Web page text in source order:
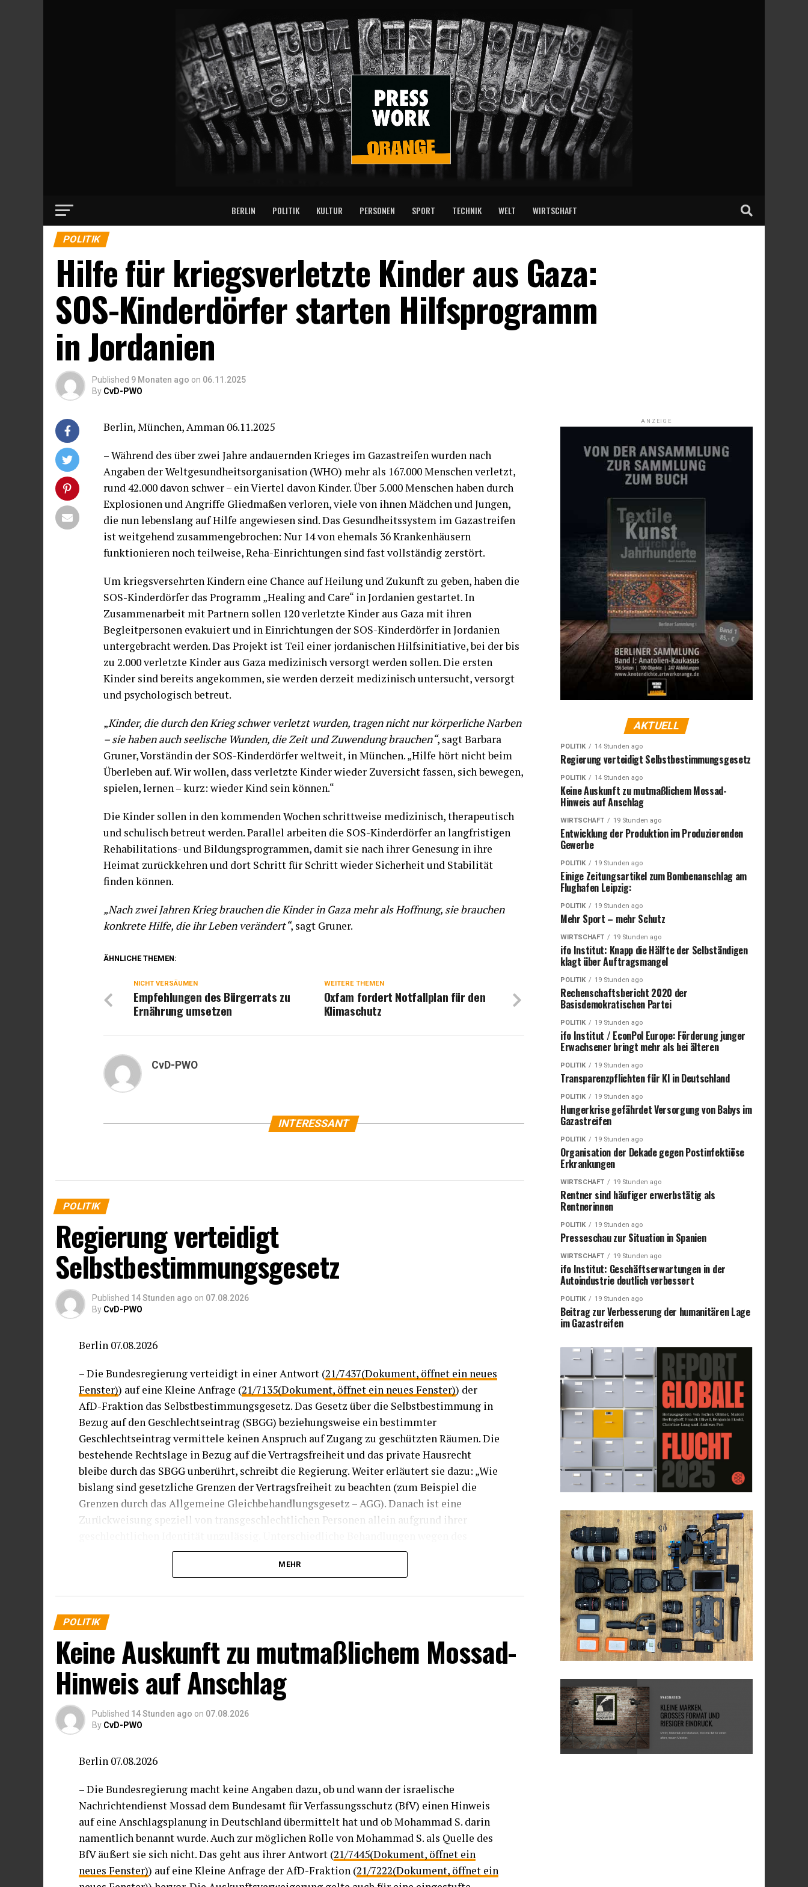
BERLIN POLITIK KULTUR PERSONEN SPORT TECHNIK WELT WIRTSCHAFT
POLITIK
Hilfe für kriegsverletzte Kinder aus Gaza:
SOS-Kinderdörfer starten Hilfsprogramm
in Jordanien
Published 9 Monaten ago on 06.11.2025
By CvD-PWO
Berlin, München, Amman 06.11.2025
– Während des über zwei Jahre andauernden Krieges im Gazastreifen wurden nach
Angaben der Weltgesundheitsorganisation (WHO) mehr als 167.000 Menschen verletzt,
rund 42.000 davon schwer – ein Viertel davon Kinder. Über 5.000 Menschen haben durch
Explosionen und Angriffe Gliedmaßen verloren, viele von ihnen Mädchen und Jungen,
die nun lebenslang auf Hilfe angewiesen sind. Das Gesundheitssystem im Gazastreifen
ist weitgehend zusammengebrochen: Nur 14 von ehemals 36 Krankenhäusern
funktionieren noch teilweise, Reha-Einrichtungen sind fast vollständig zerstört.
Um kriegsversehrten Kindern eine Chance auf Heilung und Zukunft zu geben, haben die
SOS-Kinderdörfer das Programm „Healing and Care“ in Jordanien gestartet. In
Zusammenarbeit mit Partnern sollen 120 verletzte Kinder aus Gaza mit ihren
Begleitpersonen evakuiert und in Einrichtungen der SOS-Kinderdörfer in Jordanien
untergebracht werden. Das Projekt ist Teil einer jordanischen Hilfsinitiative, bei der bis
zu 2.000 verletzte Kinder aus Gaza medizinisch versorgt werden sollen. Die ersten
Kinder sind bereits angekommen, sie werden derzeit medizinisch untersucht, versorgt
und psychologisch betreut.
„Kinder, die durch den Krieg schwer verletzt wurden, tragen nicht nur körperliche Narben
– sie haben auch seelische Wunden, die Zeit und Zuwendung brauchen“, sagt Barbara
Gruner, Vorständin der SOS-Kinderdörfer weltweit, in München. „Hilfe hört nicht beim
Überleben auf. Wir wollen, dass verletzte Kinder wieder Zuversicht fassen, sich bewegen,
spielen, lernen – kurz: wieder Kind sein können.“
Die Kinder sollen in den kommenden Wochen schrittweise medizinisch, therapeutisch
und schulisch betreut werden. Parallel arbeiten die SOS-Kinderdörfer an langfristigen
Rehabilitations- und Bildungsprogrammen, damit sie nach ihrer Genesung in ihre
Heimat zurückkehren und dort Schritt für Schritt wieder Sicherheit und Stabilität
finden können.
„Nach zwei Jahren Krieg brauchen die Kinder in Gaza mehr als Hoffnung, sie brauchen
konkrete Hilfe, die ihr Leben verändert“, sagt Gruner.
ÄHNLICHE THEMEN:
WEITERE THEMEN
Oxfam fordert Notfallplan für den
Klimaschutz
NICHT VERSÄUMEN
Empfehlungen des Bürgerrats zu
Ernährung umsetzen
CvD-PWO
INTERESSANT
POLITIK
Regierung verteidigt
Selbstbestimmungsgesetz
Published 14 Stunden ago on 07.08.2026
By CvD-PWO
Berlin 07.08.2026
– Die Bundesregierung verteidigt in einer Antwort (21/7437(Dokument, öffnet ein neues
Fenster)) auf eine Kleine Anfrage (21/7135(Dokument, öffnet ein neues Fenster)) der
AfD-Fraktion das Selbstbestimmungsgesetz. Das Gesetz über die Selbstbestimmung in
Bezug auf den Geschlechtseintrag (SBGG) beziehungsweise ein bestimmter
Geschlechtseintrag vermittele keinen Anspruch auf Zugang zu geschützten Räumen. Die
bestehende Rechtslage in Bezug auf die Vertragsfreiheit und das private Hausrecht
bleibe durch das SBGG unberührt, schreibt die Regierung. Weiter erläutert sie dazu: „Wie
bislang sind gesetzliche Grenzen der Vertragsfreiheit zu beachten (zum Beispiel die
Grenzen durch das Allgemeine Gleichbehandlungsgesetz – AGG). Danach ist eine
Zurückweisung speziell von transgeschlechtlichen Personen allein aufgrund ihrer
Geschlechts sind zulässig, wenn es dafür einen sachlichen Grund gibt (Paragraf 20 AGG).
Das kann insbesondere der Fall sein, wenn die unterschiedliche Behandlung dem
(Paragraf 20 Absatz 1 Nummer 2 AGG). Auch insoweit ändert sich an der bestehenden
Rechtslage durch das SBGG nichts.“
MEHR
POLITIK
Keine Auskunft zu mutmaßlichem Mossad-
Hinweis auf Anschlag
Published 14 Stunden ago on 07.08.2026
By CvD-PWO
Berlin 07.08.2026
– Die Bundesregierung macht keine Angaben dazu, ob und wann der israelische
Nachrichtendienst Mossad dem Bundesamt für Verfassungsschutz (BfV) einen Hinweis
auf eine Anschlagsplanung in Deutschland übermittelt hat und ob Mohammad S. darin
namentlich benannt wurde. Auch zur möglichen Rolle von Mohammad S. als Quelle des
BfV äußert sie sich nicht. Das geht aus ihrer Antwort (21/7445(Dokument, öffnet ein
neues Fenster)) auf eine Kleine Anfrage der AfD-Fraktion (21/7222(Dokument, öffnet ein
ANZEIGE
AKTUELL
POLITIK 14 Stunden ago
Regierung verteidigt Selbstbestimmungsgesetz
POLITIK 14 Stunden ago
Keine Auskunft zu mutmaßlichem Mossad-
Hinweis auf Anschlag
WIRTSCHAFT 19 Stunden ago
Entwicklung der Produktion im Produzierenden
Gewerbe
POLITIK 19 Stunden ago
Einige Zeitungsartikel zum Bombenanschlag am
Flughafen Leipzig:
POLITIK 19 Stunden ago
Mehr Sport – mehr Schutz
WIRTSCHAFT 19 Stunden ago
ifo Institut: Knapp die Hälfte der Selbständigen
klagt über Auftragsmangel
POLITIK 19 Stunden ago
Rechenschaftsbericht 2020 der
Basisdemokratischen Partei
POLITIK 19 Stunden ago
ifo Institut / EconPol Europe: Förderung junger
Erwachsener bringt mehr als bei älteren
POLITIK 19 Stunden ago
Transparenzpflichten für KI in Deutschland
POLITIK 19 Stunden ago
Hungerkrise gefährdet Versorgung von Babys im
Gazastreifen
POLITIK 19 Stunden ago
Organisation der Dekade gegen Postinfektiöse
Erkrankungen
WIRTSCHAFT 19 Stunden ago
Rentner sind häufiger erwerbstätig als
Rentnerinnen
POLITIK 19 Stunden ago
Presseschau zur Situation in Spanien
WIRTSCHAFT 19 Stunden ago
ifo Institut: Geschäftserwartungen in der
Autoindustrie deutlich verbessert
POLITIK 19 Stunden ago
Beitrag zur Verbesserung der humanitären Lage
im Gazastreifen